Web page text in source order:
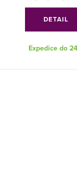
DETAIL
Expedice do